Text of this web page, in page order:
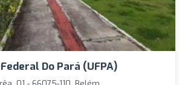
Do Pará (UFPA)